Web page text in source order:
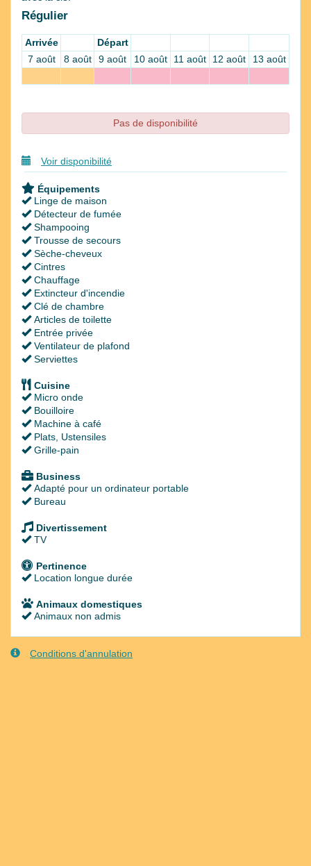
Régulier
Arrivée
Départ
7 août
8 août 9 août 10 août 11 août 12 août 13 août
Pas de disponibilité
Voir disponibilité
Équipements
Linge de maison
Détecteur de fumée
Shampooing
Trousse de secours
Sèche-cheveux
Cintres
Chauffage
Extincteur d'incendie
Clé de chambre
Articles de toilette
Entrée privée
Ventilateur de plafond
Serviettes
Cuisine
Micro onde
Bouilloire
Machine à café
Plats, Ustensiles
Grille-pain
Business
Adapté pour un ordinateur portable
Bureau
Divertissement
TV
Pertinence
Location longue durée
Animaux domestiques
Animaux non admis
Conditions d'annulation